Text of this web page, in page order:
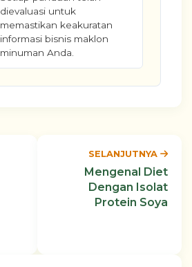
dievaluasi untuk
memastikan keakuratan
informasi bisnis maklon
minuman Anda.
SELANJUTNYA
Mengenal Diet
Dengan Isolat
Protein Soya